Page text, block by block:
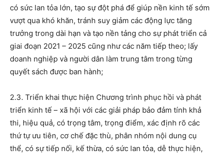
có sức lan tỏa lớn, tạo sự đột phá để giúp nền kinh tế sớm
vượt qua khó khăn, tránh suy giảm các động lực tăng
trưởng trong dài hạn và tạo nền tảng cho sự phát triển cả
giai đoạn 2021 – 2025 cũng như các năm tiếp theo; lấy
doanh nghiệp và người dân làm trung tâm trong từng
quyết sách được ban hành;
2.3. Triển khai thực hiện Chương trình phục hồi và phát
triển kinh tế – xã hội với các giải pháp bảo đảm tính khả
thi, hiệu quả, có trọng tâm, trọng điểm, xác định rõ các
thứ tự ưu tiên, cơ chế đặc thù, phân nhóm nội dung cụ
thể, có sự tiếp nối, kế thừa, có sức lan tỏa, dễ thực hiện,